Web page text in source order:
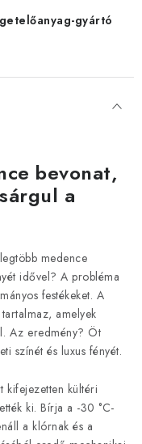
gyártó
bevonat,
a
medence
idővel? A probléma
festékeket. A
amelyek
Az eredmény? Öt
színét és luxus fényét.
kifejezetten kültéri
ki. Bírja a -30 °C-
a klórnak és a